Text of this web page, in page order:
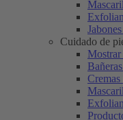
Cuidado de
Cremas